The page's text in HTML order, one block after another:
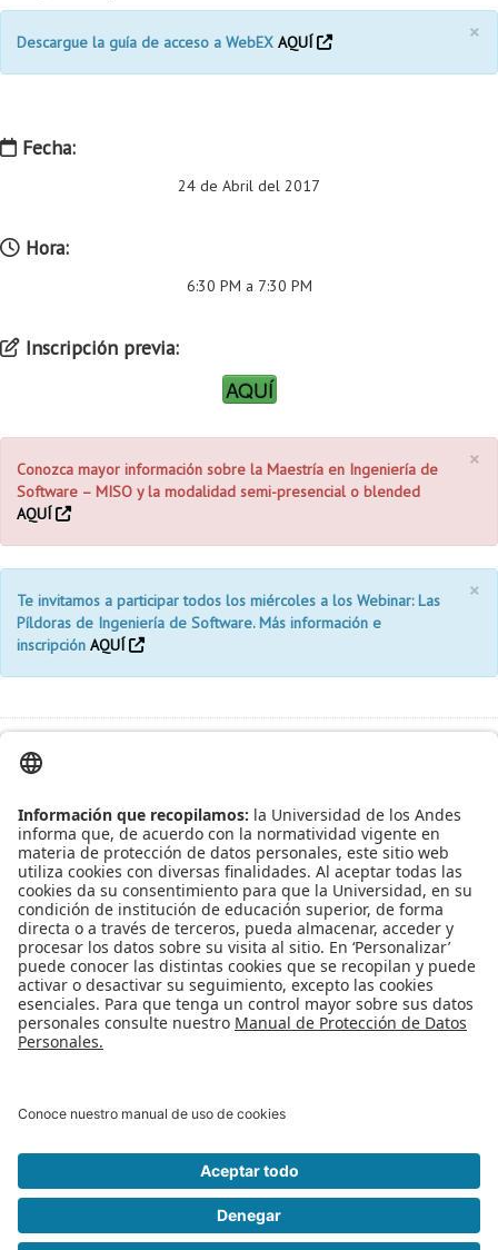
×
Descargue la guía de acceso a WebEX AQUÍ
Fecha:
24 de Abril del 2017
Hora:
6:30 PM a 7:30 PM
Inscripción previa:
AQUÍ
×
Conozca mayor información sobre la Maestría en Ingeniería de
Software – MISO y la modalidad semi-presencial o blended
AQUÍ
×
Te invitamos a participar todos los miércoles a los Webinar: Las
Píldoras de Ingeniería de Software. Más información e
inscripción AQUÍ
Información adicional
Hora:
630pm
Lugar:
Webinar
Leído8381 Tiempo Última modificación Viernes, 21 Abril 2017 11:37
Publicado en Eventos
Más en esta categoría